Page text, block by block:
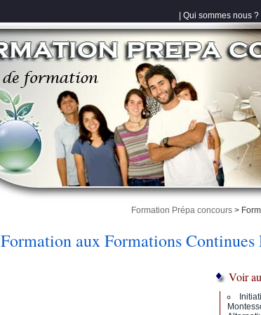
Qui sommes nous ?
Formation Prépa concours >
Formation aux Formations Continues
Voir